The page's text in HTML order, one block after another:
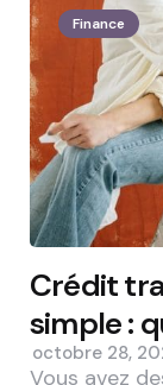
Finance
Crédit
simple :
octobre 28,
Vous avez